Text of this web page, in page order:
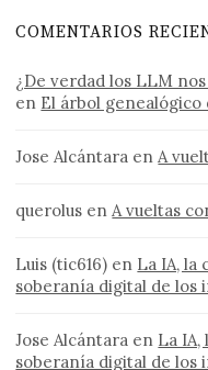
COMENTARIOS
¿De verdad los LLM
en El árbol
Jose Alcántara enA
querolus enA vueltas
Luis (tic616) en La IA, la
soberanía digital de los
Jose Alcántara en La IA,
soberanía digital de los